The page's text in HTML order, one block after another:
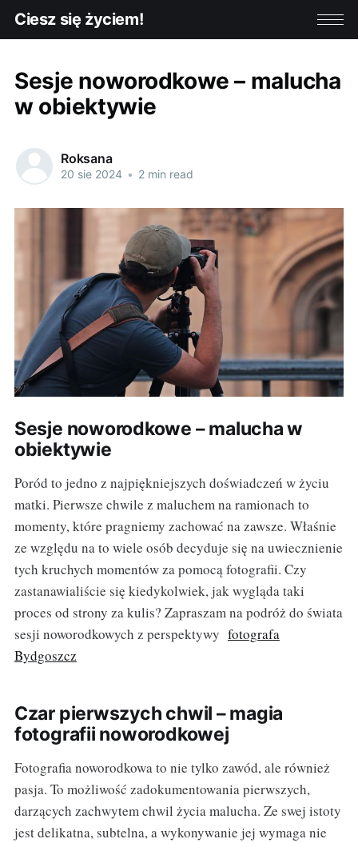
Ciesz się życiem!
Sesje noworodkowe – malucha
w obiektywie
Roksana
20 sie 2024 • 2 min read
Sesje noworodkowe – malucha w
obiektywie
Poród to jedno z najpiękniejszych doświadczeń w życiu
matki. Pierwsze chwile z maluchem na ramionach to
momenty, które pragniemy zachować na zawsze. Właśnie
ze względu na to wiele osób decyduje się na uwiecznienie
tych kruchych momentów za pomocą fotografii. Czy
zastanawialiście się kiedykolwiek, jak wygląda taki
proces od strony za kulis? Zapraszam na podróż do świata
sesji noworodkowych z perspektywy fotografa
Bydgoszcz
Czar pierwszych chwil – magia
fotografii noworodkowej
Fotografia noworodkowa to nie tylko zawód, ale również
pasja. To możliwość zadokumentowania pierwszych,
darzących zachwytem chwil życia malucha. Ze swej istoty
jest delikatna, subtelna, a wykonywanie jej wymaga nie